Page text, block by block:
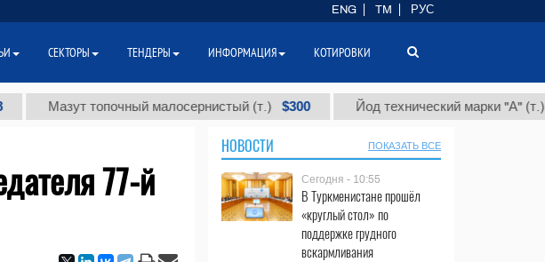
топочный малосернистый (т.) $300 Йод технический марки "А" (т.) $86
77-й
НОВОСТИ ПОКАЗАТЬ ВСЕ
Сегодня - 10:55
В Туркменистане прошёл
«круглый стол» по
поддержке грудного
вскармливания
ENG TM РУС
СЕКТОРЫ ТЕНДЕРЫ ИНФОРМАЦИЯ КОТИРОВКИ